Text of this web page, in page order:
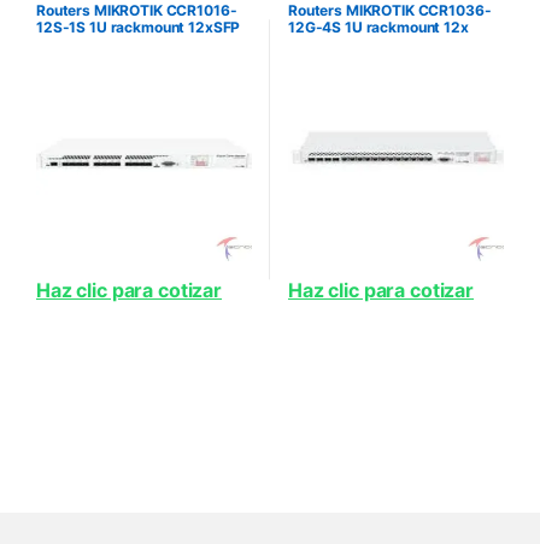
Routers MIKROTIK CCR1016-
12S-1S 1U rackmount 12xSFP
Haz clic para cotizar
Routers MIKROTIK CCR1036-
12G-4S 1U rackmount 12x
Haz clic para cotizar